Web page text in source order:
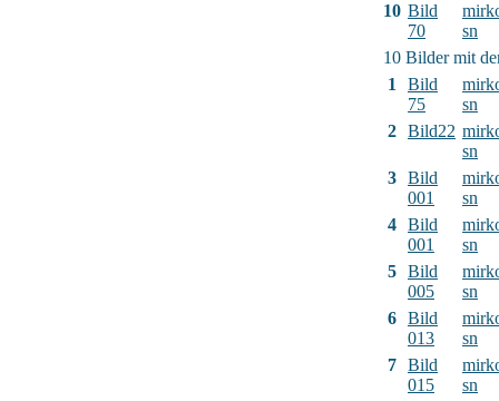
10 Bild
70
sn
10 Bilder mit
1
Bild
75
sn
2 Bild22
sn
3 Bild
001
sn
4 Bild
001
sn
5 Bild
005
sn
6 Bild
013
sn
7 Bild
015
sn